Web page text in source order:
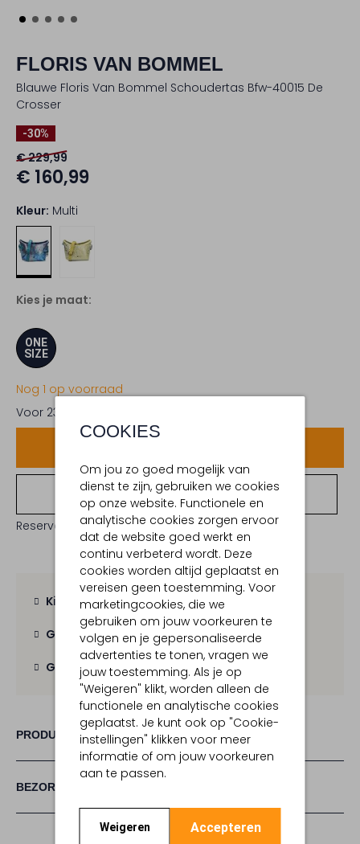
COOKIES
Om jou zo goed mogelijk van
dienst te zijn, gebruiken we cookies
op onze website. Functionele en
analytische cookies zorgen ervoor
dat de website goed werkt en
continu verbeterd wordt. Deze
cookies worden altijd geplaatst en
vereisen geen toestemming. Voor
marketingcookies, die we
gebruiken om jouw voorkeuren te
volgen en je gepersonaliseerde
advertenties te tonen, vragen we
jouw toestemming. Als je op
"Weigeren" klikt, worden alleen de
functionele en analytische cookies
geplaatst. Je kunt ook op "Cookie-
instellingen" klikken voor meer
informatie of om jouw voorkeuren
aan te passen.
Weigeren Accepteren
FLORIS VAN BOMMEL
Blauwe Floris Van Bommel Schoudertas Bfw-40015 De
Crosser
-30%
€ 229,99
€ 160,99
Kleur: Multi
Kies je maat:
ONE
SIZE
Nog 1 op voorraad
Voor 23:59 uur besteld,
Bekijk winkelvoorraad
Reserveer direct in een van onze 19 boutiques
Kies zelf je bezorgmoment
Gratis verzending vanaf € 100,-
Gratis retourbinnen 30 dagen
PRODUCT INFORMATIE
BEZORGEN & RETOURNEREN